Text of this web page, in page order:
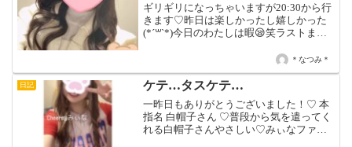
ギリギリになっちゃいますが20:30から行
きます♡昨日は楽しかったし嬉しかった
(*´꒳`*)今日のわたしは暇😪笑ラストまで
＊なつみ＊
日記 ケテ…タスケテ…
一昨日もありがとうございました！♡ 本
指名 白帽子さん ♡普段から気を遣ってく
れる白帽子さんやさしい♡みぃなファミ